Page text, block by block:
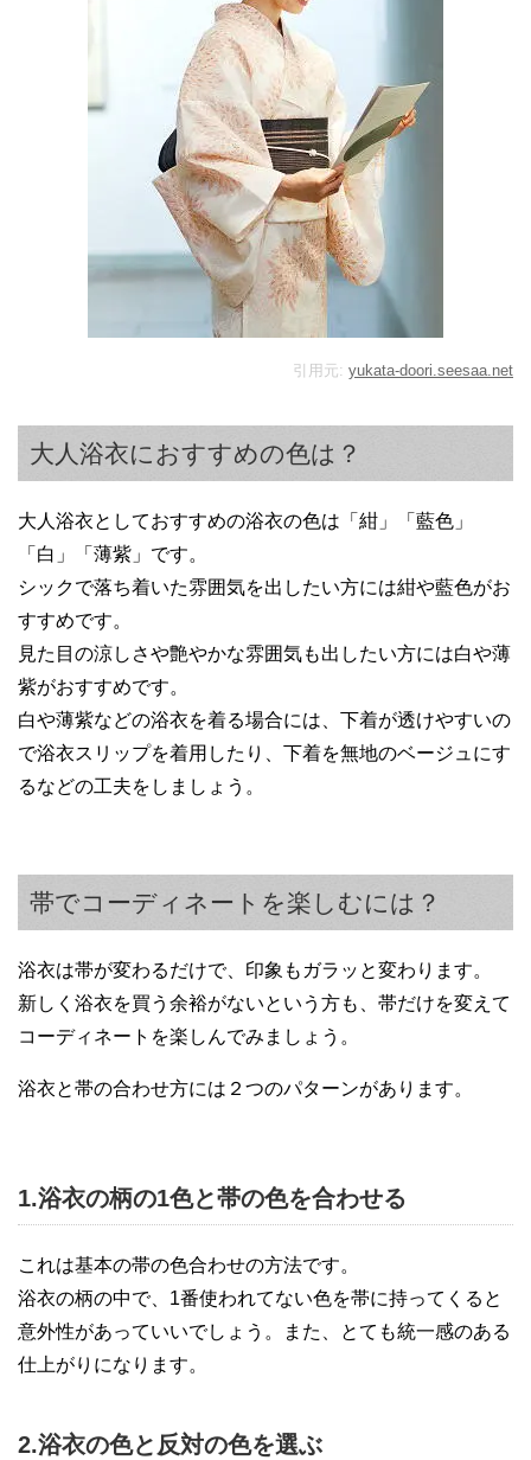
引用元: yukata-doori.seesaa.net
大人浴衣におすすめの色は？
大人浴衣としておすすめの浴衣の色は「紺」「藍色」
「白」「薄紫」です。
シックで落ち着いた雰囲気を出したい方には紺や藍色がお
すすめです。
見た目の涼しさや艶やかな雰囲気も出したい方には白や薄
紫がおすすめです。
白や薄紫などの浴衣を着る場合には、下着が透けやすいの
で浴衣スリップを着用したり、下着を無地のベージュにす
るなどの工夫をしましょう。
帯でコーディネートを楽しむには？
浴衣は帯が変わるだけで、印象もガラッと変わります。
新しく浴衣を買う余裕がないという方も、帯だけを変えて
コーディネートを楽しんでみましょう。
浴衣と帯の合わせ方には２つのパターンがあります。
1.浴衣の柄の1色と帯の色を合わせる
これは基本の帯の色合わせの方法です。
浴衣の柄の中で、1番使われてない色を帯に持ってくると
意外性があっていいでしょう。また、とても統一感のある
仕上がりになります。
2.浴衣の色と反対の色を選ぶ